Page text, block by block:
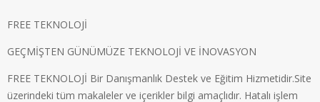
FREE TEKNOLOJİ
GEÇMİŞTEN GÜNÜMÜZE TEKNOLOJİ VE İNOVASYON
FREE TEKNOLOJİ Bir Danışmanlık Destek ve Eğitim Hizmetidir.Site
üzerindeki tüm makaleler ve içerikler bilgi amaçlıdır. Hatalı işlem